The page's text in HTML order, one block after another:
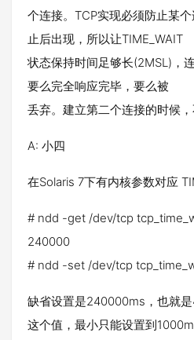
个连接。TCP实现必须防止某
止后出现，所以让TIME_WAIT
状态保持时间足够长(2MSL)，
要么完全响应完毕，要么被
丢弃。建立第二个连接的时候，
A: 小四
在Solaris 7下有内核参数对应
# ndd -get /dev/tcp
240000
# ndd -set /dev/tcp
缺省设置是240000ms，也就
这个值，最小只能设置到